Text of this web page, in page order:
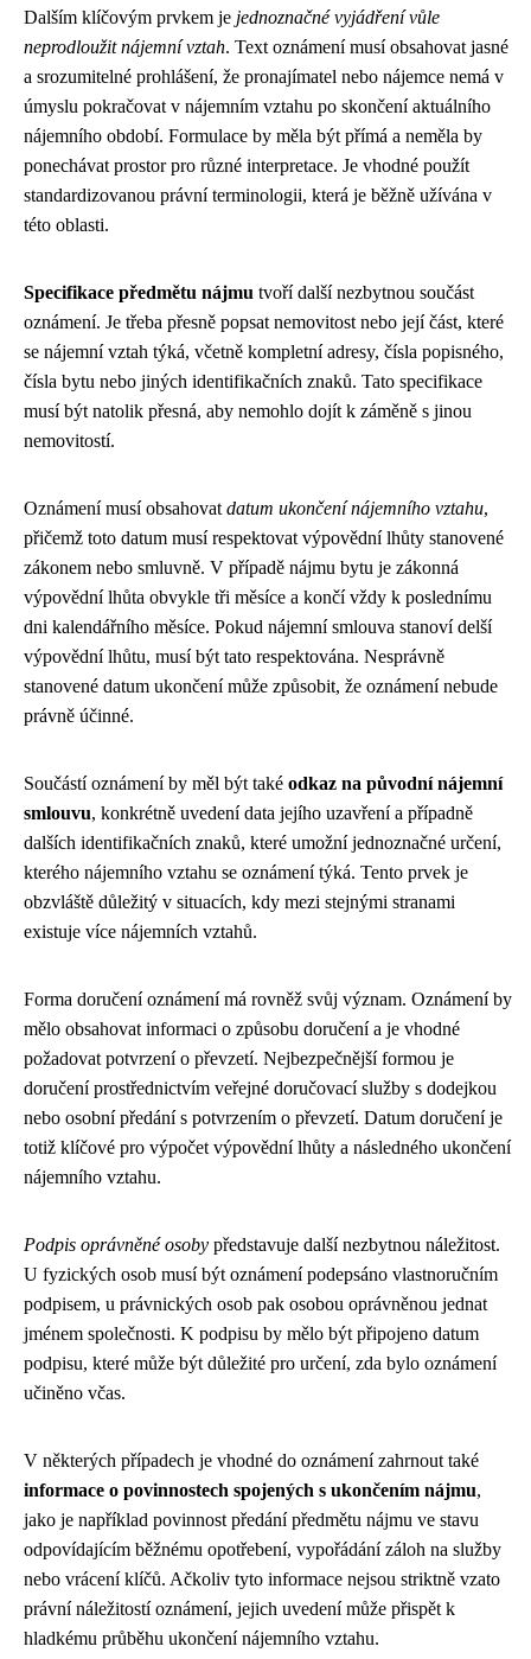
Dalším klíčovým prvkem je jednoznačné vyjádření vůle
neprodloužit nájemní vztah. Text oznámení musí obsahovat jasné
a srozumitelné prohlášení, že pronajímatel nebo nájemce nemá v
úmyslu pokračovat v nájemním vztahu po skončení aktuálního
nájemního období. Formulace by měla být přímá a neměla by
ponechávat prostor pro různé interpretace. Je vhodné použít
standardizovanou právní terminologii, která je běžně užívána v
této oblasti.
Specifikace předmětu nájmu tvoří další nezbytnou součást
oznámení. Je třeba přesně popsat nemovitost nebo její část, které
se nájemní vztah týká, včetně kompletní adresy, čísla popisného,
čísla bytu nebo jiných identifikačních znaků. Tato specifikace
musí být natolik přesná, aby nemohlo dojít k záměně s jinou
nemovitostí.
Oznámení musí obsahovat datum ukončení nájemního vztahu,
přičemž toto datum musí respektovat výpovědní lhůty stanovené
zákonem nebo smluvně. V případě nájmu bytu je zákonná
výpovědní lhůta obvykle tři měsíce a končí vždy k poslednímu
dni kalendářního měsíce. Pokud nájemní smlouva stanoví delší
výpovědní lhůtu, musí být tato respektována. Nesprávně
stanovené datum ukončení může způsobit, že oznámení nebude
právně účinné.
Součástí oznámení by měl být také odkaz na původní nájemní
smlouvu, konkrétně uvedení data jejího uzavření a případně
dalších identifikačních znaků, které umožní jednoznačné určení,
kterého nájemního vztahu se oznámení týká. Tento prvek je
obzvláště důležitý v situacích, kdy mezi stejnými stranami
existuje více nájemních vztahů.
Forma doručení oznámení má rovněž svůj význam. Oznámení by
mělo obsahovat informaci o způsobu doručení a je vhodné
požadovat potvrzení o převzetí. Nejbezpečnější formou je
doručení prostřednictvím veřejné doručovací služby s dodejkou
nebo osobní předání s potvrzením o převzetí. Datum doručení je
totiž klíčové pro výpočet výpovědní lhůty a následného ukončení
nájemního vztahu.
Podpis oprávněné osoby představuje další nezbytnou náležitost.
U fyzických osob musí být oznámení podepsáno vlastnoručním
podpisem, u právnických osob pak osobou oprávněnou jednat
jménem společnosti. K podpisu by mělo být připojeno datum
podpisu, které může být důležité pro určení, zda bylo oznámení
učiněno včas.
V některých případech je vhodné do oznámení zahrnout také
informace o povinnostech spojených s ukončením nájmu,
jako je například povinnost předání předmětu nájmu ve stavu
odpovídajícím běžnému opotřebení, vypořádání záloh na služby
nebo vrácení klíčů. Ačkoliv tyto informace nejsou striktně vzato
právní náležitostí oznámení, jejich uvedení může přispět k
hladkému průběhu ukončení nájemního vztahu.